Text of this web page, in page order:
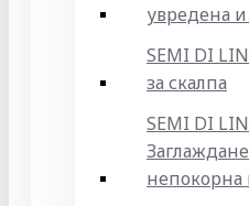
увредена
SEMI DI
за скалпа
SEMI DI
непокорна